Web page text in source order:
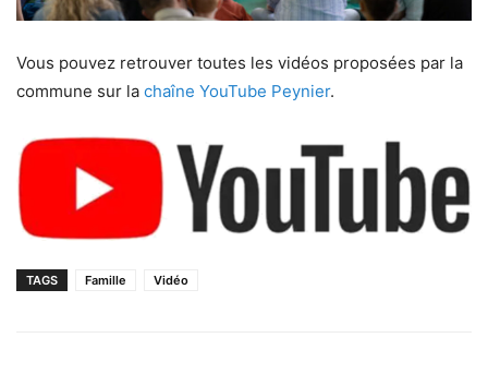
Vous pouvez retrouver toutes les vidéos proposées par la
commune sur la chaîne YouTube Peynier.
TAGS Famille Vidéo